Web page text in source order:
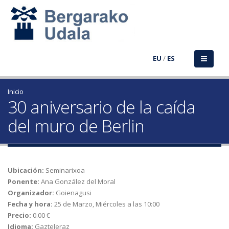
EU / ES
Inicio
30 aniversario de la caída
del muro de Berlin
Ubicación: Seminarixoa
Ponente: Ana González del Moral
Organizador: Goienagusi
Fecha y hora: 25 de Marzo, Miércoles a las 10:00
Precio: 0.00 €
Idioma: Gazteleraz